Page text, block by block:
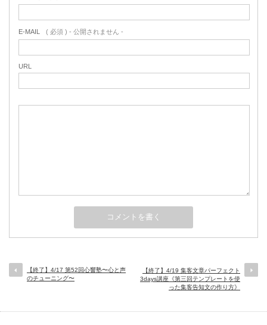
E-MAIL ( 必須 ) - 公開されません -
URL
【終了】4/17 第52回心響塾〜心と声
のチューニング〜
【終了】4/19 集客文章パーフェクト
3days講座《第三回テンプレートを使
った集客告知文の作り方》